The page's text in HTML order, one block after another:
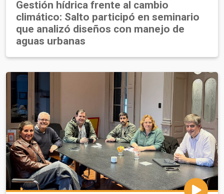
Gestión hídrica frente al cambio
climático: Salto participó en seminario
que analizó diseños con manejo de
aguas urbanas